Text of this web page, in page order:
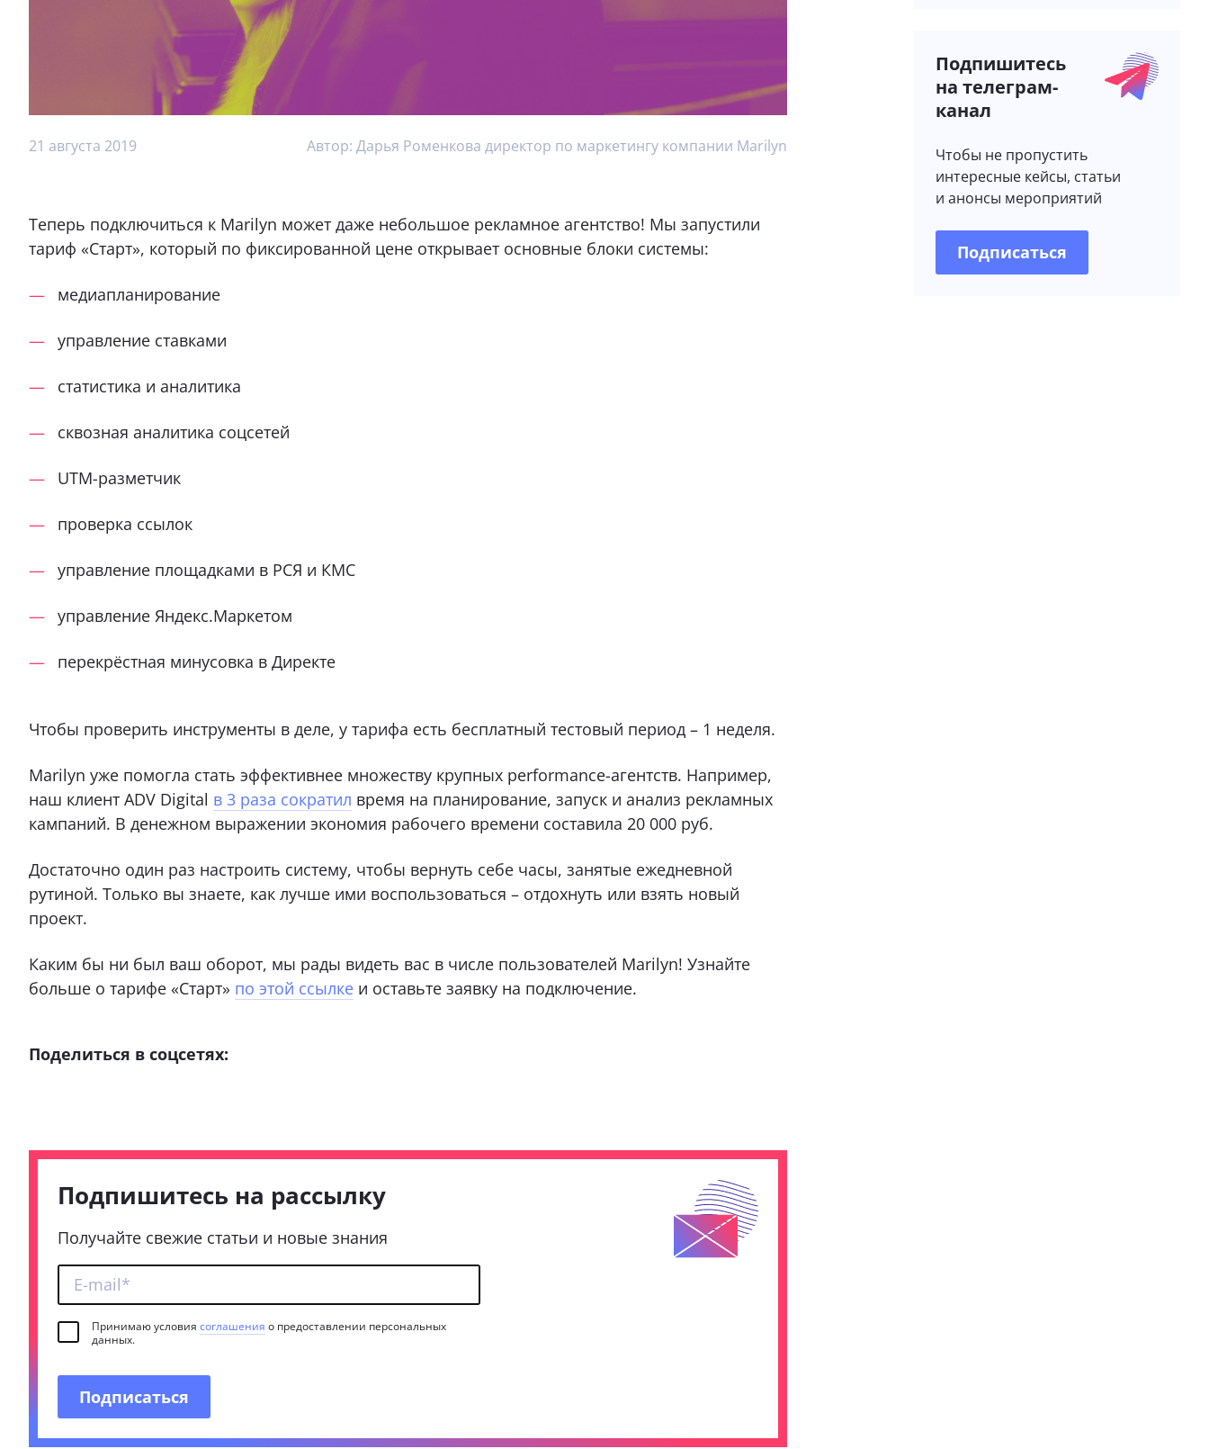
Подпишитесь
на телеграм-
канал
Чтобы не пропустить
интересные кейсы, статьи
и анонсы мероприятий
Подписаться
21 августа 2019 Автор: Дарья Роменкова директор по маркетингу компании Marilyn
Теперь подключиться к Marilyn может даже небольшое рекламное агентство! Мы запустили
тариф «Старт», который по фиксированной цене открывает основные блоки системы:
медиапланирование
управление ставками
статистика и аналитика
сквозная аналитика соцсетей
UTM-разметчик
проверка ссылок
управление площадками в РСЯ и КМС
управление Яндекс.Маркетом
перекрёстная минусовка в Директе
Чтобы проверить инструменты в деле, у тарифа есть бесплатный тестовый период – 1 неделя.
Marilyn уже помогла стать эффективнее множеству крупных performance-агентств. Например,
наш клиент ADV Digital в 3 раза сократил время на планирование, запуск и анализ рекламных
кампаний. В денежном выражении экономия рабочего времени составила 20 000 руб.
Достаточно один раз настроить систему, чтобы вернуть себе часы, занятые ежедневной
рутиной. Только вы знаете, как лучше ими воспользоваться – отдохнуть или взять новый
проект.
Каким бы ни был ваш оборот, мы рады видеть вас в числе пользователей Marilyn! Узнайте
больше о тарифе «Старт» по этой ссылке и оставьте заявку на подключение.
Поделиться в соцсетях:
Подпишитесь на рассылку
Получайте свежие статьи и новые знания
Принимаю условия соглашения о предоставлении персональных
данных.
Подписаться